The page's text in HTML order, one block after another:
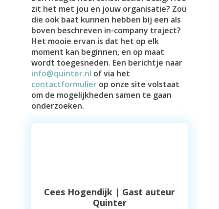
zit het met jou en jouw organisatie? Zou
die ook baat kunnen hebben bij een als
boven beschreven in-company traject?
Het mooie ervan is dat het op elk
moment kan beginnen, en op maat
wordt toegesneden. Een berichtje naar
info@quinter.nl of via het
contactformulier op onze site volstaat
om de mogelijkheden samen te gaan
onderzoeken.
Cees Hogendijk | Gast auteur
Quinter